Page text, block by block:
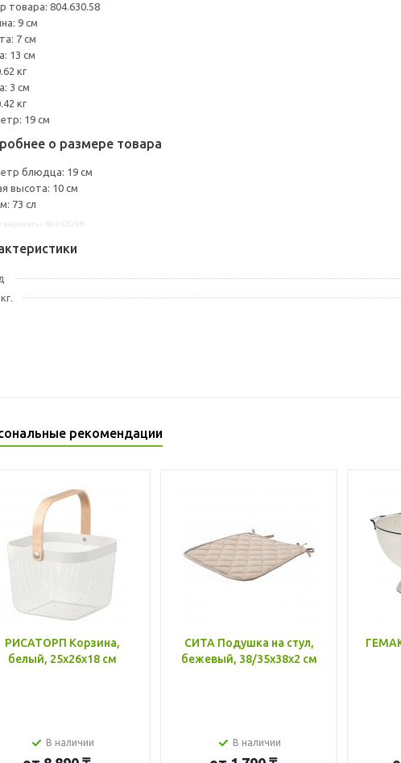
товара: 804.630.58
9 см
7 см
13 см
кг
3 см
кг
19 см
о размере товара
блюдца: 19 см
высота: 10 см
73 сл
рекомендации
РИСАТОРП Корзина,
белый, 25x26x18 см
В наличии
СИТА Подушка на стул,
бежевый, 38/35x38x2 см
В наличии